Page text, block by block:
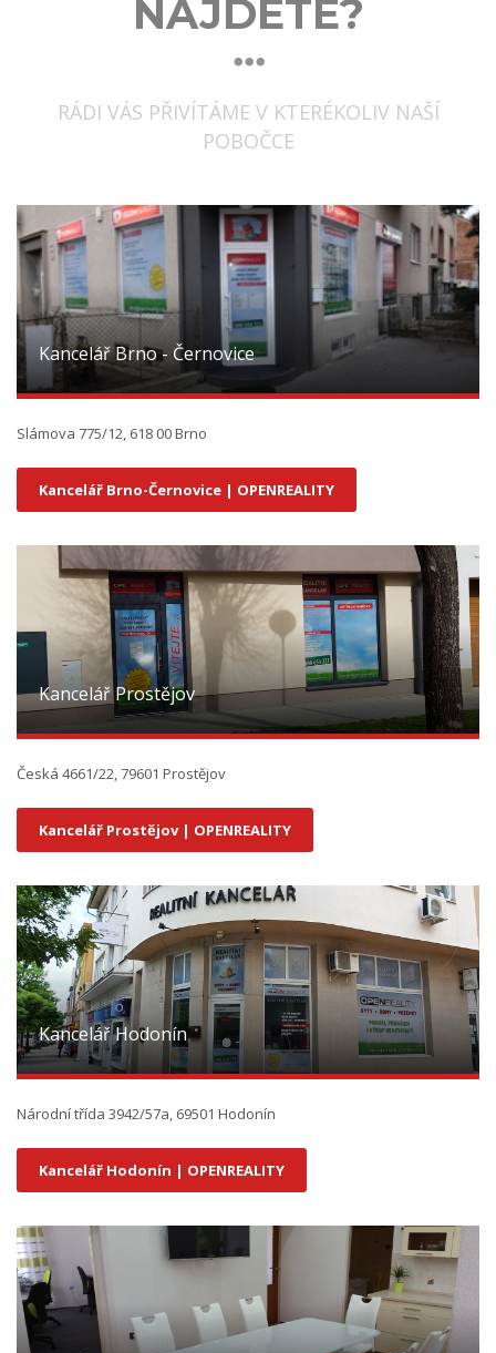
NAJDETE?
RÁDI VÁS PŘIVÍTÁME V KTERÉKOLIV NAŠÍ
POBOČCE
Kancelář Brno - Černovice
Slámova 775/12, 618 00 Brno
Kancelář Brno-Černovice | OPENREALITY
Kancelář Prostějov
Česká 4661/22, 79601 Prostějov
Kancelář Prostějov | OPENREALITY
Kancelář Hodonín
Národní třída 3942/57a, 69501 Hodonín
Kancelář Hodonín | OPENREALITY